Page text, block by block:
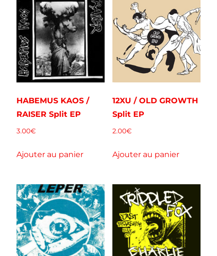
HABEMUS KAOS /
RAISER Split EP
3.00€
Ajouter au panier
12XU / OLD GROWTH
Split EP
2.00€
Ajouter au panier